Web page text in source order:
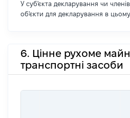
У суб'єкта декларування чи членів
об'єкти для декларування в цьому
6. Цінне рухоме
транспортні засоби